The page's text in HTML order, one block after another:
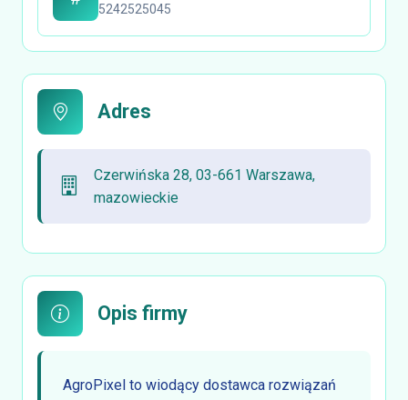
5242525045
Adres
Czerwińska 28, 03-661 Warszawa,
mazowieckie
Opis firmy
AgroPixel to wiodący dostawca rozwiązań